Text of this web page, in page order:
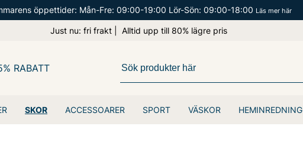
öppettider: Mån-Fre: 09:00-19:00 Lör-Sön: 09:00-18:00 Läs mer här
Just nu: fri frakt | Alltid upp till 80% lägre pris
SKOR ACCESSOARER SPORT VÄSKOR HEMINREDNING
RABATT